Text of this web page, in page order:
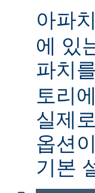
아파
에 있
파치
토리
실제
옵션
기본